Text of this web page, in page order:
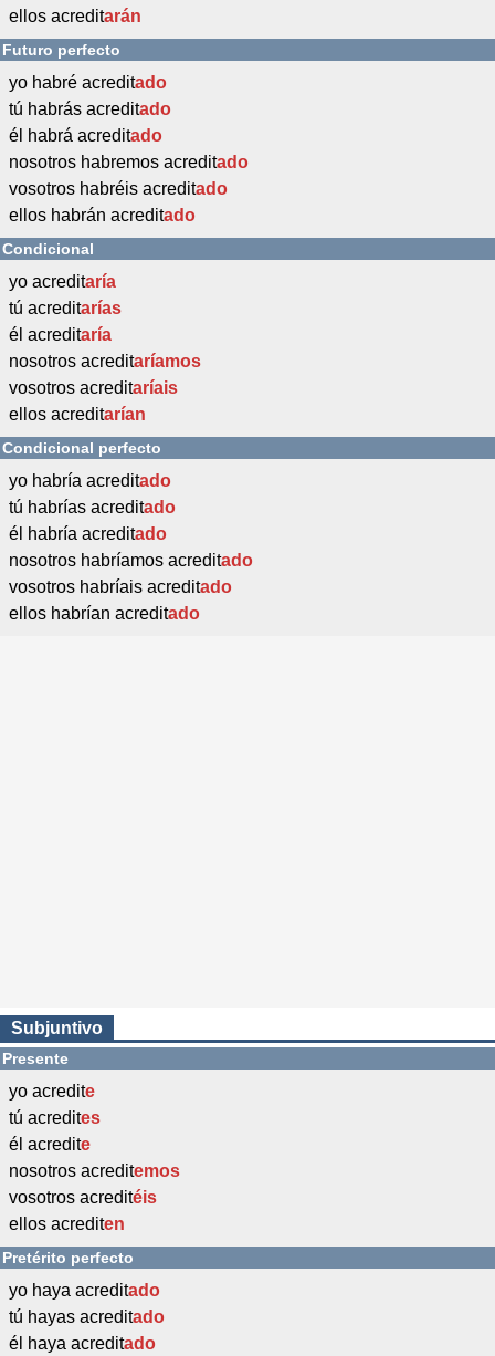
ellos acreditarán
Futuro perfecto
yo habré acreditado
tú habrás acreditado
él habrá acreditado
nosotros habremos acreditado
vosotros habréis acreditado
ellos habrán acreditado
Condicional
yo acreditaría
tú acreditarías
él acreditaría
nosotros acreditaríamos
vosotros acreditaríais
ellos acreditarían
Condicional perfecto
yo habría acreditado
tú habrías acreditado
él habría acreditado
nosotros habríamos acreditado
vosotros habríais acreditado
ellos habrían acreditado
Subjuntivo
Presente
yo acredite
tú acredites
él acredite
nosotros acreditemos
vosotros acreditéis
ellos acrediten
Pretérito perfecto
yo haya acreditado
tú hayas acreditado
él haya acreditado